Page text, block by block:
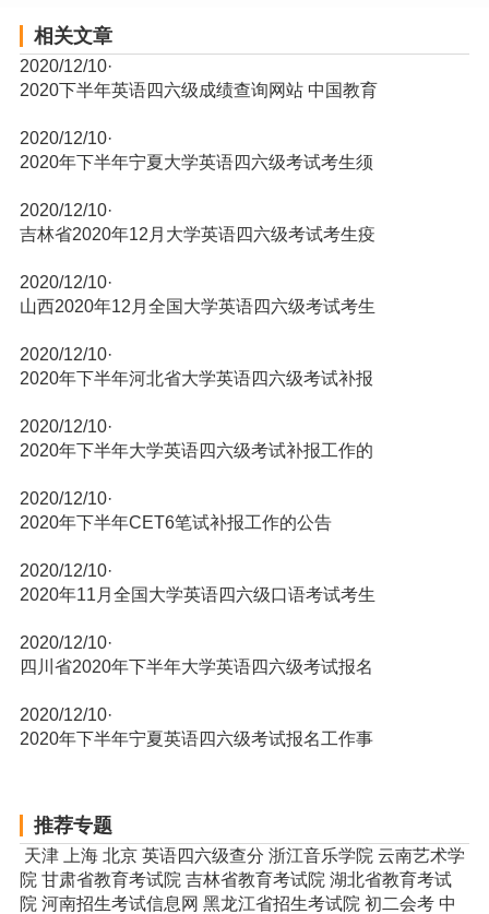
相关文章
2020/12/10·
2020下半年英语四六级成绩查询网站 中国教育
2020/12/10·
2020年下半年宁夏大学英语四六级考试考生须
2020/12/10·
吉林省2020年12月大学英语四六级考试考生疫
2020/12/10·
山西2020年12月全国大学英语四六级考试考生
2020/12/10·
2020年下半年河北省大学英语四六级考试补报
2020/12/10·
2020年下半年大学英语四六级考试补报工作的
2020/12/10·
2020年下半年CET6笔试补报工作的公告
2020/12/10·
2020年11月全国大学英语四六级口语考试考生
2020/12/10·
四川省2020年下半年大学英语四六级考试报名
2020/12/10·
2020年下半年宁夏英语四六级考试报名工作事
推荐专题
天津 上海 北京 英语四六级查分 浙江音乐学院 云南艺术学
院 甘肃省教育考试院 吉林省教育考试院 湖北省教育考试
院 河南招生考试信息网 黑龙江省招生考试院 初二会考 中